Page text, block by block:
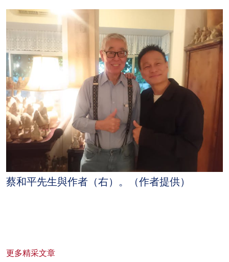
蔡和平先生與作者（右）。（作者提供）
更多精采文章